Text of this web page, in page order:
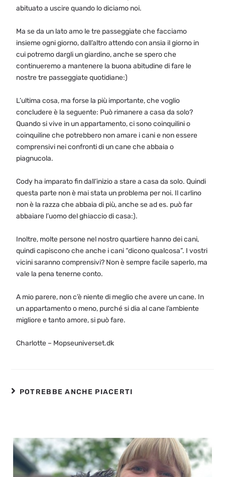
abituato a uscire quando lo diciamo noi.
Ma se da un lato amo le tre passeggiate che facciamo
insieme ogni giorno, dall’altro attendo con ansia il giorno in
cui potremo dargli un giardino, anche se spero che
continueremo a mantenere la buona abitudine di fare le
nostre tre passeggiate quotidiane:)
L’ultima cosa, ma forse la più importante, che voglio
concludere è la seguente: Può rimanere a casa da solo?
Quando si vive in un appartamento, ci sono coinquilini o
coinquiline che potrebbero non amare i cani e non essere
comprensivi nei confronti di un cane che abbaia o
piagnucola.
Cody ha imparato fin dall’inizio a stare a casa da solo. Quindi
questa parte non è mai stata un problema per noi. Il carlino
non è la razza che abbaia di più, anche se ad es. può far
abbaiare l’uomo del ghiaccio di casa:).
Inoltre, molte persone nel nostro quartiere hanno dei cani,
quindi capiscono che anche i cani “dicono qualcosa”. I vostri
vicini saranno comprensivi? Non è sempre facile saperlo, ma
vale la pena tenerne conto.
A mio parere, non c’è niente di meglio che avere un cane. In
un appartamento o meno, purché si dia al cane l’ambiente
migliore e tanto amore, si può fare.
Charlotte – Mopseuniverset.dk
POTREBBE ANCHE PIACERTI